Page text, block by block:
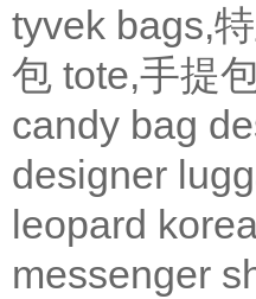
tyvek bags,
包 tote,手提
candy bag
designer
leopard
messenger